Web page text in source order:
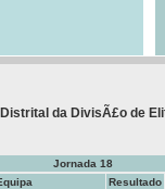
da DivisÃ£o de
Jornada 18
Resultado